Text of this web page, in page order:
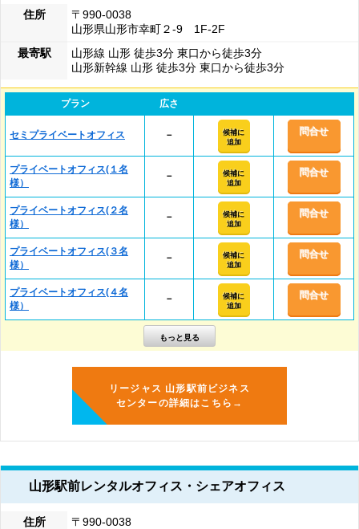
住所
〒990-0038
山形県山形市幸町２‐9 1F-2F
最寄駅
山形線 山形 徒歩3分 東口から徒歩3分
山形新幹線 山形 徒歩3分 東口から徒歩3分
プラン 広さ
セミプライベートオフィス －
候補に
追加
問合せ
プライベートオフィス(１名
様）
－
候補に
追加
問合せ
プライベートオフィス(２名
様）
－
候補に
追加
問合せ
プライベートオフィス(３名
様）
－
候補に
追加
問合せ
プライベートオフィス(４名
様）
－
候補に
追加
問合せ
リージャス 山形駅前ビジネス
センターの詳細はこちら→
山形駅前レンタルオフィス・シェアオフィス
住所
〒990-0038